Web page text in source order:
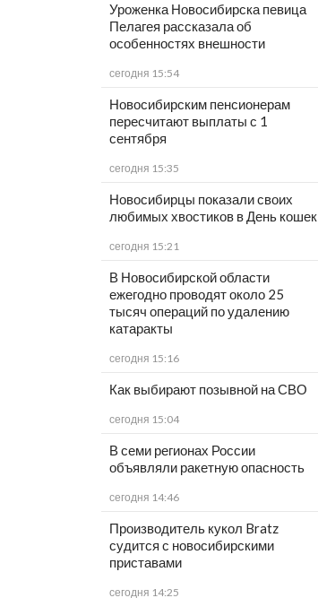
Уроженка Новосибирска певица
Пелагея рассказала об
особенностях внешности
сегодня 15:54
Новосибирским пенсионерам
пересчитают выплаты с 1
сентября
сегодня 15:35
Новосибирцы показали своих
любимых хвостиков в День кошек
сегодня 15:21
В Новосибирской области
ежегодно проводят около 25
тысяч операций по удалению
катаракты
сегодня 15:16
Как выбирают позывной на СВО
сегодня 15:04
В семи регионах России
объявляли ракетную опасность
сегодня 14:46
Производитель кукол Bratz
судится с новосибирскими
приставами
сегодня 14:25